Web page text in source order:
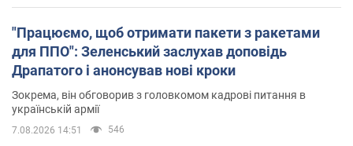
"Працюємо, щоб отримати пакети з ракетами
для ППО": Зеленський заслухав доповідь
Драпатого і анонсував нові кроки
Зокрема, він обговорив з головкомом кадрові питання в
українській армії
7.08.2026 14:51 546